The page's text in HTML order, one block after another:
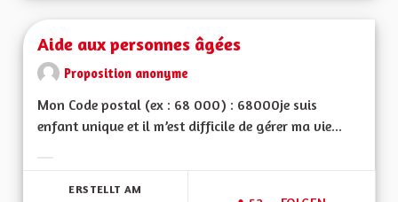
Aide aux personnes âgées
Proposition anonyme
Mon Code postal (ex : 68 000) : 68000je suis
enfant unique et il m’est difficile de gérer ma vie...
ERSTELLT AM